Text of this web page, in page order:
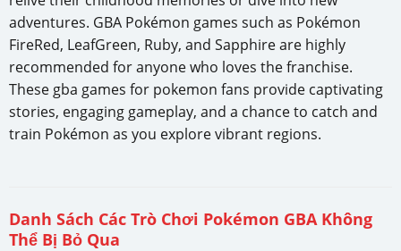
adventures. GBA Pokémon games such as Pokémon
FireRed, LeafGreen, Ruby, and Sapphire are highly
recommended for anyone who loves the franchise.
These gba games for pokemon fans provide captivating
stories, engaging gameplay, and a chance to catch and
train Pokémon as you explore vibrant regions.
Danh Sách Các Trò Chơi Pokémon GBA Không
Thể Bị Bỏ Qua